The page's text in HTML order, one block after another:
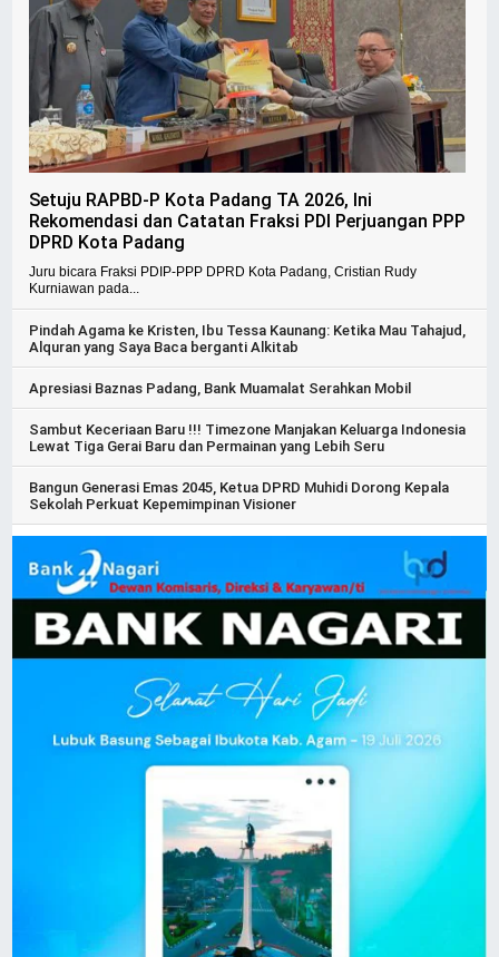
Setuju RAPBD-P Kota Padang TA 2026, Ini
Rekomendasi dan Catatan Fraksi PDI Perjuangan PPP
DPRD Kota Padang
Juru bicara Fraksi PDIP-PPP DPRD Kota Padang, Cristian Rudy
Kurniawan pada...
Pindah Agama ke Kristen, Ibu Tessa Kaunang: Ketika Mau Tahajud,
Alquran yang Saya Baca berganti Alkitab
Apresiasi Baznas Padang, Bank Muamalat Serahkan Mobil
Sambut Keceriaan Baru !!! Timezone Manjakan Keluarga Indonesia
Lewat Tiga Gerai Baru dan Permainan yang Lebih Seru
Bangun Generasi Emas 2045, Ketua DPRD Muhidi Dorong Kepala
Sekolah Perkuat Kepemimpinan Visioner